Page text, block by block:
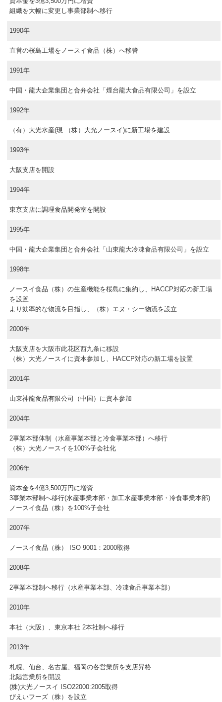
組織を大幅に変更し事業部制へ移行
1990年
直営の桜島工場をノースイ食品（株）へ移管
1991年
中国・龍大企業集団と合弁会社「煙台龍大食品有限公司」を設立
1992年
（有）大光水産(現 （株）大光ノースイ)に新工場を建設
1993年
大阪支店を開設
1994年
東京支店に調理食品開発室を開設
1995年
中国・龍大企業集団と合弁会社「山東龍大冷凍食品有限公司」を設立
1998年
ノースイ食品（株）の生産機能を桜島に集約し、HACCP対応の新工場
を設置
より効率的な物流を目指し、（株）エヌ・シー物流を設立
2000年
大阪支店を大阪市此花区西九条に移設
（株）大光ノースイに資本参加し、HACCP対応の新工場を設置
2001年
山東神龍食品有限公司（中国）に資本参加
2004年
2事業本部体制（水産事業本部と冷食事業本部）へ移行
（株）大光ノースイを100%子会社化
2006年
資本金を4億3,500万円に増資
3事業本部制へ移行(水産事業本部・加工水産事業本部・冷食事業本部)
ノースイ食品（株）を100%子会社
2007年
ノースイ食品（株） ISO 9001：2000取得
2008年
2事業本部制へ移行（水産事業本部、冷凍食品事業本部）
2010年
本社（大阪）、東京本社 2本社制へ移行
2013年
札幌、仙台、名古屋、福岡の各営業所を支店昇格
北陸営業所を開設
(株)大光ノースイ ISO22000:2005取得
びえいフーズ（株）を設立